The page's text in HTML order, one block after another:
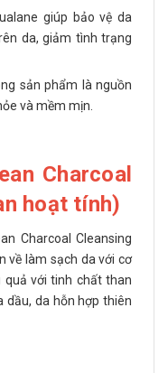
giúp bảo vệ da
da, giảm tình trạng
sản phẩm là nguồn
và mềm mịn.
Charcoal
hoạt tính)
Charcoal Cleansing
về làm sạch da với cơ
quả với tinh chất than
dầu, da hỗn hợp thiên